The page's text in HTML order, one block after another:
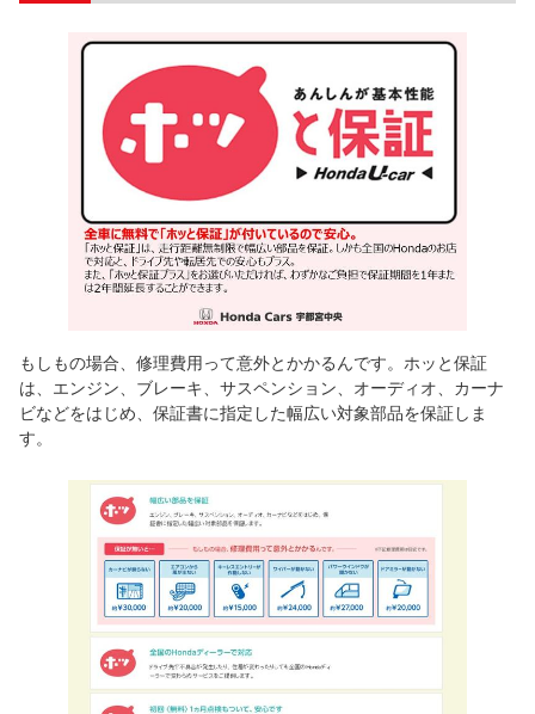
もしもの場合、修理費用って意外とかかるんです。ホッと保証
は、エンジン、ブレーキ、サスペンション、オーディオ、カーナ
ビなどをはじめ、保証書に指定した幅広い対象部品を保証しま
す。